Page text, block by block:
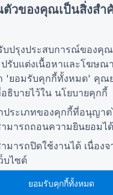
เกี่ยวกับเรา
ติดต่อเรา
Form Generator. All
ตัวของคุณเป็นสิ่งสำ
บปรุงประสบการณ์ของคุ
ปรับแต่งเนื้อหาและโฆษณ
'ยอมรับคุกกี้ทั้งหมด' คุณ
ธิบายไว้ใน นโยบายคุกกี้
ระเภทของคุกกี้ที่อนุญาต
ารถถอนความยินยอมไ
มารถปิดใช้งานได้ เนื่องจ
บไซต์
ยอมรับคุกกี้ทั้งหมด